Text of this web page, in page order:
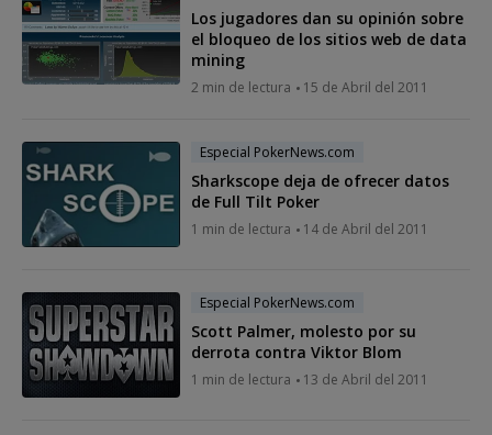
Los jugadores dan su opinión sobre
el bloqueo de los sitios web de data
mining
2 min de lectura 15 de Abril del 2011
Especial PokerNews.com
Sharkscope deja de ofrecer datos
de Full Tilt Poker
1 min de lectura 14 de Abril del 2011
Especial PokerNews.com
Scott Palmer, molesto por su
derrota contra Viktor Blom
1 min de lectura 13 de Abril del 2011